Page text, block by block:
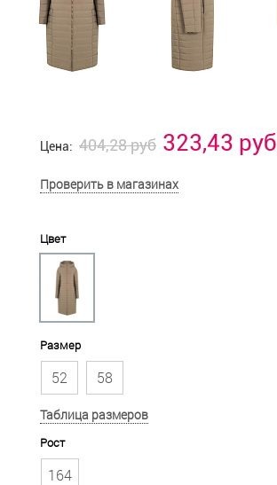
Цена: 404,28 руб 323,43 руб
Проверить в магазинах
Цвет
Размер
52 58
Таблица размеров
Рост
164